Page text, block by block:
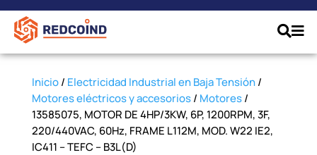
Inicio/ Electricidad Industrial en Baja Tensión/
Motores eléctricos y accesorios/ Motores/
13585075, MOTOR DE 4HP/3KW, 6P, 1200RPM, 3F,
220/440VAC, 60Hz, FRAME L112M, MOD. W22 IE2,
IC411 – TEFC – B3L(D)